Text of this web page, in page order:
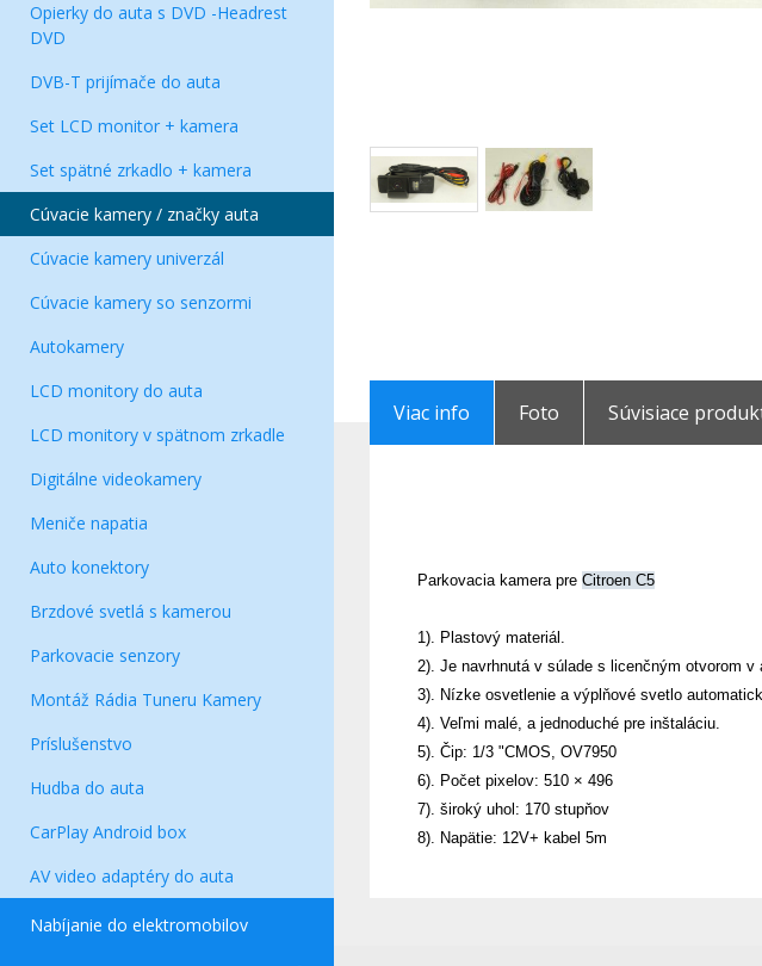
Opierky do auta s DVD -Headrest
DVD
DVB-T prijímače do auta
Set LCD monitor + kamera
Set spätné zrkadlo + kamera
Cúvacie kamery / značky auta
Cúvacie kamery univerzál
Cúvacie kamery so senzormi
Autokamery
LCD monitory do auta
LCD monitory v spätnom zrkadle
Digitálne videokamery
Meniče napatia
Auto konektory
Brzdové svetlá s kamerou
Parkovacie senzory
Montáž Rádia Tuneru Kamery
Príslušenstvo
Hudba do auta
CarPlay Android box
AV video adaptéry do auta
Nabíjanie do elektromobilov
Viac info Foto Súvisiace
Parkovacia kamera pre Citroen C5
1). Plastový materiál.
2). Je navrhnutá v súlade s licenčným otvorom v
3). Nízke osvetlenie a výplňové svetlo
4). Veľmi malé, a jednoduché pre inštaláciu.
5). Čip: 1/3 "CMOS, OV7950
6). Počet pixelov: 510 × 496
7). široký uhol: 170 stupňov
8). Napätie: 12V+ kabel 5m